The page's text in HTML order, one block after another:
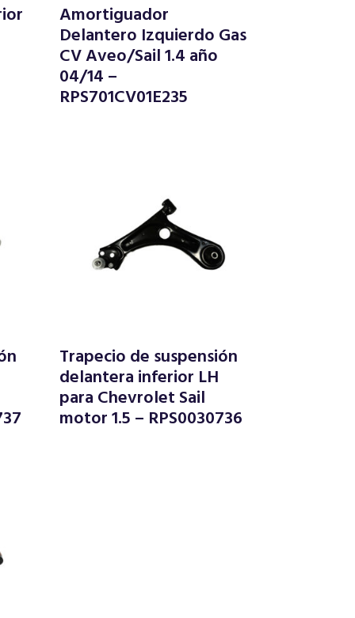
Amortiguador
Delantero Izquierdo Gas
CV Aveo/Sail 1.4 año
04/14 –
RPS701CV01E235
Trapecio de suspensión
delantera inferior LH
para Chevrolet Sail
motor 1.5 – RPS0030736